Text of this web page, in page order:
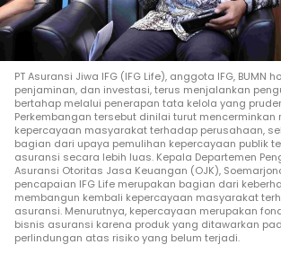
PT Asuransi Jiwa IFG (IFG Life), anggota IFG, BUMN
penjaminan, dan investasi, terus menjalankan
bertahap melalui penerapan tata kelola yang
Perkembangan tersebut dinilai turut mencerminkan
kepercayaan masyarakat terhadap perusahaan,
bagian dari upaya pemulihan kepercayaan publik
asuransi secara lebih luas. Kepala Departemen
Asuransi Otoritas Jasa Keuangan (OJK),
pencapaian IFG Life merupakan bagian dari
membangun kembali kepercayaan masyarakat
asuransi. Menurutnya, kepercayaan merupakan
bisnis asuransi karena produk yang ditawarkan
perlindungan atas risiko yang belum terjadi.